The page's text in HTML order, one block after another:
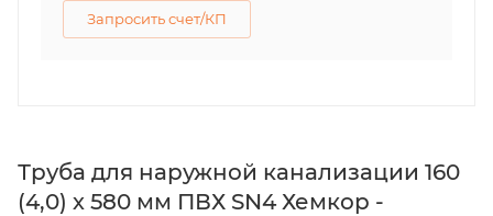
Запросить счет/КП
Труба для наружной канализации 160
(4,0) х 580 мм ПВХ SN4 Хемкор -